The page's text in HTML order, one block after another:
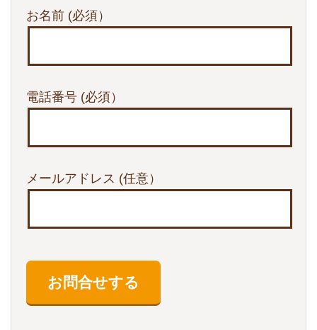
お名前 (必須）
電話番号 (必須）
メールアドレス (任意）